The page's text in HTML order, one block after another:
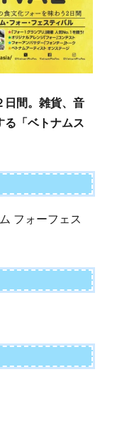
日間。雑貨、音
る「ベトナムス
フォーフェス